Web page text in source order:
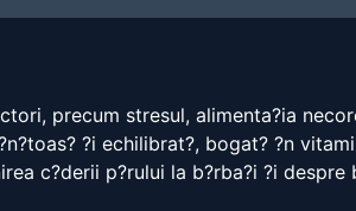
precum stresul, alimenta?ia
?i echilibrat?, bogat? ?n
c?derii p?rului la b?rba?i ?i despre